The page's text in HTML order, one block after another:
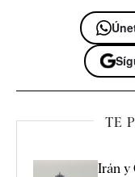
TE
Irán y